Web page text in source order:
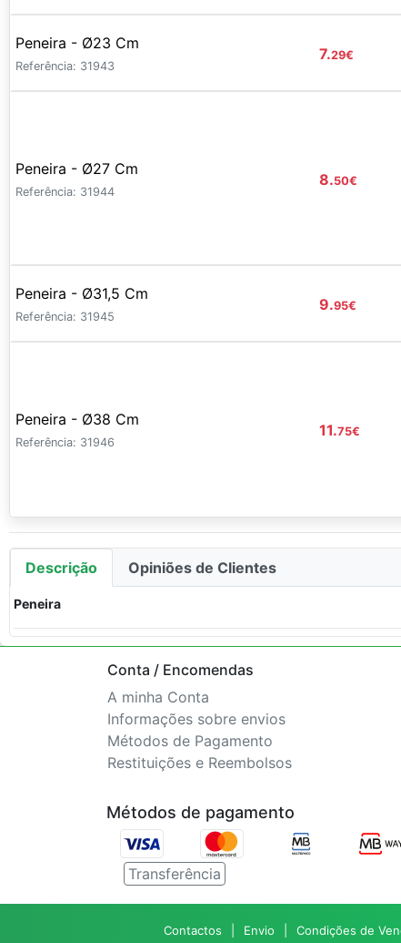
Peneira - Ø23 Cm
Referência: 31943
7.29€
Peneira - Ø27 Cm
Referência: 31944
8.50€
Peneira - Ø31,5 Cm
Referência: 31945
9.95€
Peneira - Ø38 Cm
Referência: 31946
11.75€
Descrição Opiniões de Clientes
Peneira
Conta / Encomendas
A minha Conta
Informações sobre envios
Métodos de Pagamento
Restituições e Reembolsos
Métodos de pagamento
Transferência
Contactos Envio Condições de